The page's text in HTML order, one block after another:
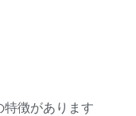
特徴があります